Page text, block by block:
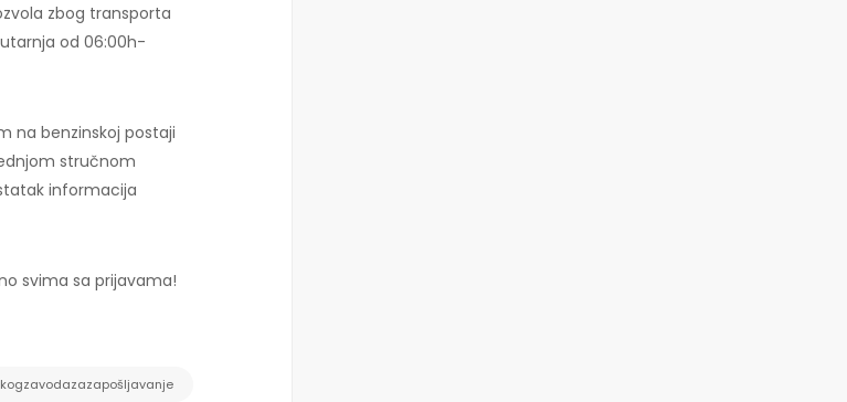
zbog transporta
od 06:00h-
na benzinskoj postaji
stručnom
informacija
svima sa prijavama!